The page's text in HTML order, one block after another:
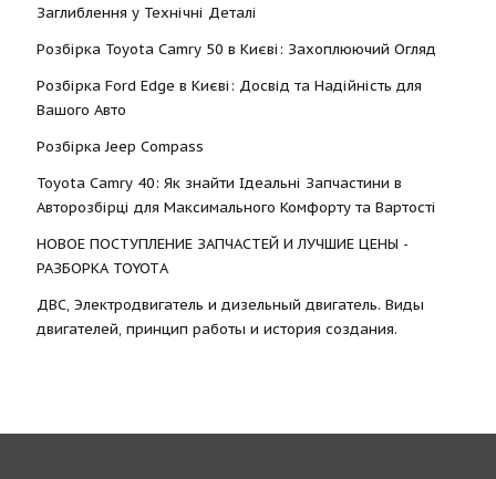
Заглиблення у Технічні Деталі
Розбірка Toyota Camry 50 в Києві: Захоплюючий Огляд
Розбірка Ford Edge в Києві: Досвід та Надійність для
Вашого Авто
Розбірка Jeep Compass
Toyota Camry 40: Як знайти Ідеальні Запчастини в
Авторозбірці для Максимального Комфорту та Вартості
НОВОЕ ПОСТУПЛЕНИЕ ЗАПЧАСТЕЙ И ЛУЧШИЕ ЦЕНЫ -
РАЗБОРКА TOYOTА
ДВС, Электродвигатель и дизельный двигатель. Виды
двигателей, принцип работы и история создания.